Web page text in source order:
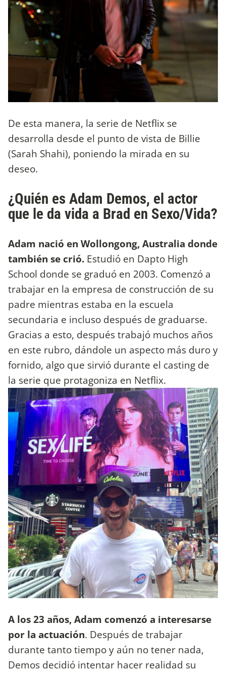
De esta manera, la serie de Netflix se
desarrolla desde el punto de vista de Billie
(Sarah Shahi), poniendo la mirada en su
deseo.
¿Quién es Adam Demos, el actor
que le da vida a Brad en Sexo/Vida?
Adam nació en Wollongong, Australia donde
también se crió. Estudió en Dapto High
School donde se graduó en 2003. Comenzó a
trabajar en la empresa de construcción de su
padre mientras estaba en la escuela
secundaria e incluso después de graduarse.
Gracias a esto, después trabajó muchos años
en este rubro, dándole un aspecto más duro y
fornido, algo que sirvió durante el casting de
la serie que protagoniza en Netflix.
A los 23 años, Adam comenzó a interesarse
por la actuación. Después de trabajar
durante tanto tiempo y aún no tener nada,
Demos decidió intentar hacer realidad su